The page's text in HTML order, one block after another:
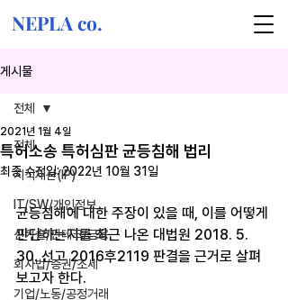
NEPLA co.
게시물
전체
지식재산(IP)
IT/SW/개인정보
신기술/핀테크/금융
회사법/증권/조세
기업/노동/공정거래
전체
특허소송 특허심판 균등침해 법리
2021년 1월 4일
최종 수정일:2022년 10월 31일
균등침해에 대한 주장이 있을 때, 이를 어떻게
판단하는지를 최근 나온 대법원 2018. 5.
30. 선고 2016후2119 판결을 근거로 살펴
보고자 한다.